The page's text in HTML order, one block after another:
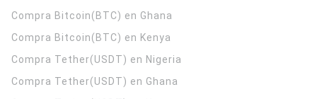
Compra Bitcoin(BTC) en Ghana
Compra Bitcoin(BTC) en Kenya
Compra Tether(USDT) en Nigeria
Compra Tether(USDT) en Ghana